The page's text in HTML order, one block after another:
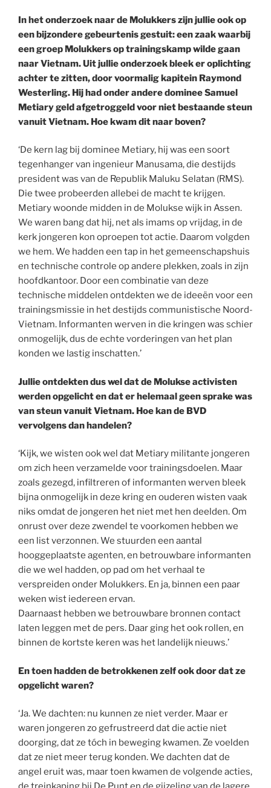
In het onderzoek naar de Molukkers zijn jullie ook op
een bijzondere gebeurtenis gestuit: een zaak waarbij
een groep Molukkers op trainingskamp wilde gaan
naar Vietnam. Uit jullie onderzoek bleek er oplichting
achter te zitten, door voormalig kapitein Raymond
Westerling. Hij had onder andere dominee Samuel
Metiary geld afgetroggeld voor niet bestaande steun
vanuit Vietnam. Hoe kwam dit naar boven?
‘De kern lag bij dominee Metiary, hij was een soort
tegenhanger van ingenieur Manusama, die destijds
president was van de Republik Maluku Selatan (RMS).
Die twee probeerden allebei de macht te krijgen.
Metiary woonde midden in de Molukse wijk in Assen.
We waren bang dat hij, net als imams op vrijdag, in de
kerk jongeren kon oproepen tot actie. Daarom volgden
we hem. We hadden een tap in het gemeenschapshuis
en technische controle op andere plekken, zoals in zijn
hoofdkantoor. Door een combinatie van deze
technische middelen ontdekten we de ideeën voor een
trainingsmissie in het destijds communistische Noord-
Vietnam. Informanten werven in die kringen was schier
onmogelijk, dus de echte vorderingen van het plan
konden we lastig inschatten.’
Jullie ontdekten dus wel dat de Molukse activisten
werden opgelicht en dat er helemaal geen sprake was
van steun vanuit Vietnam. Hoe kan de BVD
vervolgens dan handelen?
‘Kijk, we wisten ook wel dat Metiary militante jongeren
om zich heen verzamelde voor trainingsdoelen. Maar
zoals gezegd, infiltreren of informanten werven bleek
bijna onmogelijk in deze kring en ouderen wisten vaak
niks omdat de jongeren het niet met hen deelden. Om
onrust over deze zwendel te voorkomen hebben we
een list verzonnen. We stuurden een aantal
hooggeplaatste agenten, en betrouwbare informanten
die we wel hadden, op pad om het verhaal te
verspreiden onder Molukkers. En ja, binnen een paar
weken wist iedereen ervan.
Daarnaast hebben we betrouwbare bronnen contact
laten leggen met de pers. Daar ging het ook rollen, en
binnen de kortste keren was het landelijk nieuws.’
En toen hadden de betrokkenen zelf ook door dat ze
opgelicht waren?
‘Ja. We dachten: nu kunnen ze niet verder. Maar er
waren jongeren zo gefrustreerd dat die actie niet
doorging, dat ze tóch in beweging kwamen. Ze voelden
dat ze niet meer terug konden. We dachten dat de
angel eruit was, maar toen kwamen de volgende acties,